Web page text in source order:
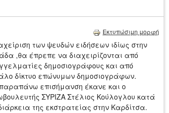
Εκτυπώσιμη μορφή
των ψευδών ειδήσεων ιδίως στην
,θα έπρεπε να διαχειρίζονται από
δημοσιογράφους και από
δίκτυο επώνυμων δημοσιογράφων.
επισήμανση έκανε και ο
ΣΥΡΙΖΑ Στέλιος Κούλογλου κατά
της εκστρατείας στην Καρδίτσα.